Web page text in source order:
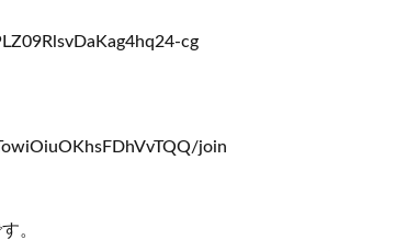
cg
join
。